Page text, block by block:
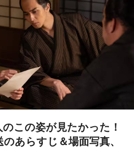
のこの姿が見たかった！
あらすじ＆場面写真、